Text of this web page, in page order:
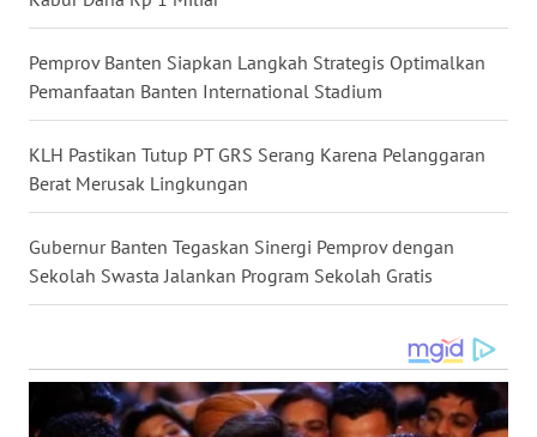
Pemprov Banten Siapkan Langkah Strategis Optimalkan
Pemanfaatan Banten International Stadium
KLH Pastikan Tutup PT GRS Serang Karena Pelanggaran
Berat Merusak Lingkungan
Gubernur Banten Tegaskan Sinergi Pemprov dengan
Sekolah Swasta Jalankan Program Sekolah Gratis
KALSEL
WN
KALTIM
WN
SULSEL
WN
SULUT